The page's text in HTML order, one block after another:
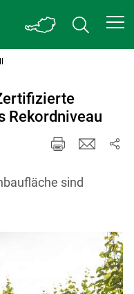
Rekordniveau
sind